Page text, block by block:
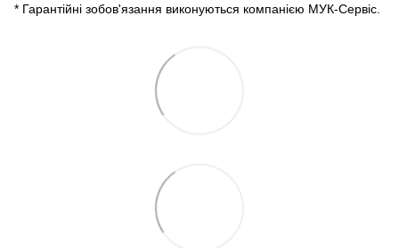
* Гарантійні зобов'язання виконуються компанією МУК-Сервіс.